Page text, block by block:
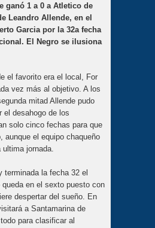
ganó 1 a 0 a Atletico de
Leandro Allende, en el
Garcia por la 32a fecha
El Negro se ilusiona
el favorito era el local, For
vez más al objetivo. A los
mitad Allende pudo
el desahogo de los
solo cinco fechas para que
aunque el equipo chaqueño
ultima jornada.
terminada la fecha 32 el
queda en el sexto puesto con
despertar del sueño. En
a Santamarina de
para clasificar al